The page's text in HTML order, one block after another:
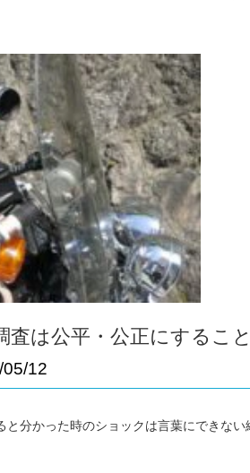
査は公平・公正にするこ
12
と分かった時のショックは言葉にできない